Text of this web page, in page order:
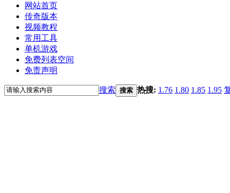
网站首页
传奇版本
视频教程
常用工具
单机游戏
免费列表空间
免责声明
搜索 搜索 热搜: 1.76 1.80 1.85 1.95